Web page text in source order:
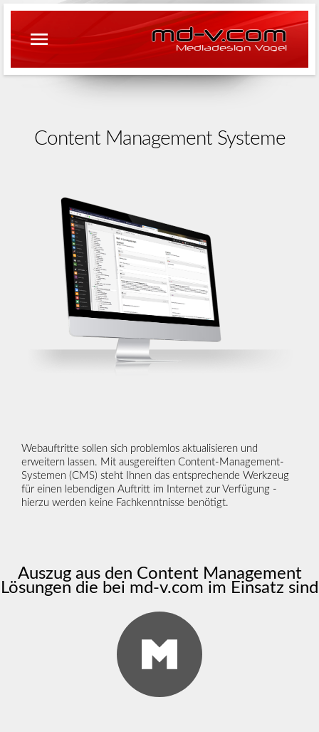
md-v.com
Mediadesign Vogel
Content Management Systeme
Webauftritte sollen sich problemlos aktualisieren und
erweitern lassen. Mit ausgereiften Content-Management-
Systemen (CMS) steht Ihnen das entsprechende Werkzeug
für einen lebendigen Auftritt im Internet zur Verfügung -
hierzu werden keine Fachkenntnisse benötigt.
Auszug aus den Content Management
Lösungen die bei md-v.com im Einsatz sind